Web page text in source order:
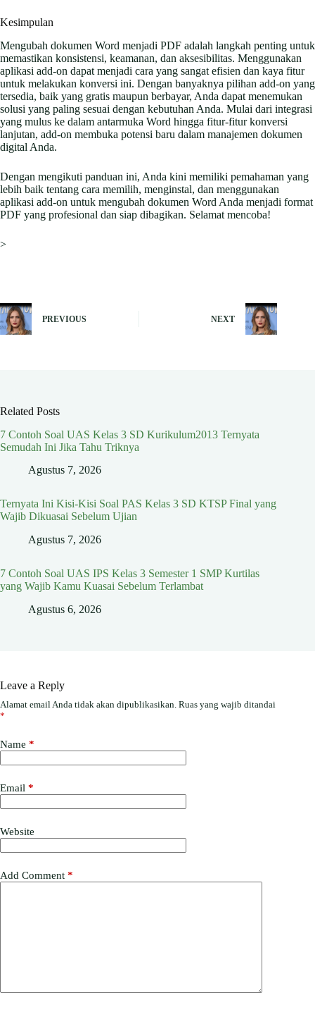
Kesimpulan
Mengubah dokumen Word menjadi PDF adalah langkah penting untuk
memastikan konsistensi, keamanan, dan aksesibilitas. Menggunakan
aplikasi add-on dapat menjadi cara yang sangat efisien dan kaya fitur
untuk melakukan konversi ini. Dengan banyaknya pilihan add-on yang
tersedia, baik yang gratis maupun berbayar, Anda dapat menemukan
solusi yang paling sesuai dengan kebutuhan Anda. Mulai dari integrasi
yang mulus ke dalam antarmuka Word hingga fitur-fitur konversi
lanjutan, add-on membuka potensi baru dalam manajemen dokumen
digital Anda.
Dengan mengikuti panduan ini, Anda kini memiliki pemahaman yang
lebih baik tentang cara memilih, menginstal, dan menggunakan
aplikasi add-on untuk mengubah dokumen Word Anda menjadi format
PDF yang profesional dan siap dibagikan. Selamat mencoba!
>
PREVIOUS NEXT
Related Posts
7 Contoh Soal UAS Kelas 3 SD Kurikulum2013 Ternyata
Semudah Ini Jika Tahu Triknya
Agustus 7, 2026
Ternyata Ini Kisi-Kisi Soal PAS Kelas 3 SD KTSP Final yang
Wajib Dikuasai Sebelum Ujian
Agustus 7, 2026
7 Contoh Soal UAS IPS Kelas 3 Semester 1 SMP Kurtilas
yang Wajib Kamu Kuasai Sebelum Terlambat
Agustus 6, 2026
Leave a Reply
Alamat email Anda tidak akan dipublikasikan. Ruas yang wajib ditandai
*
Name *
Email *
Website
Add Comment *